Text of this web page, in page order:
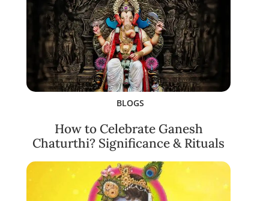
BLOGS
How to Celebrate Ganesh
Chaturthi? Significance & Rituals